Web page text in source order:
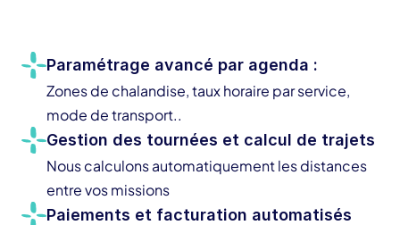
Paramétrage avancé par agenda :
Zones de chalandise, taux horaire par service,
mode de transport..
Gestion des tournées et calcul de trajets
Nous calculons automatiquement les distances
entre vos missions
Paiements et facturation automatisés